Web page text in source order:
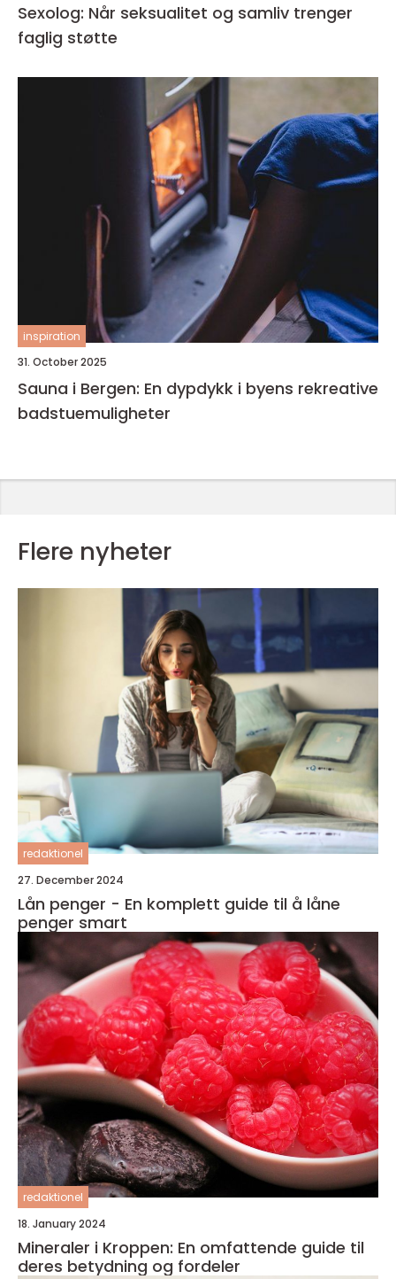
Sexolog: Når seksualitet og samliv trenger
faglig støtte
inspiration
31. October 2025
Sauna i Bergen: En dypdykk i byens rekreative
badstuemuligheter
Flere nyheter
redaktionel
27. December 2024
Lån penger - En komplett guide til å låne
penger smart
redaktionel
18. January 2024
Mineraler i Kroppen: En omfattende guide til
deres betydning og fordeler